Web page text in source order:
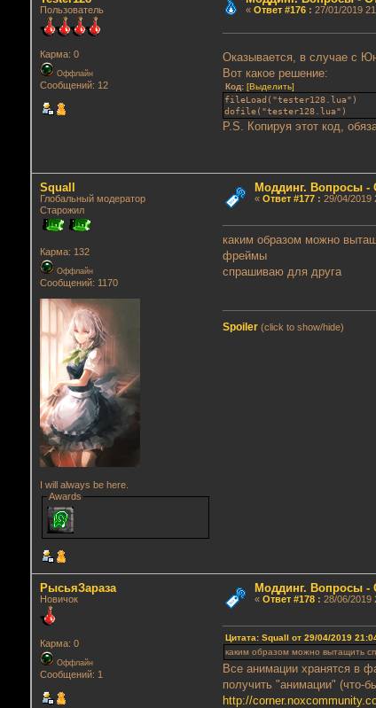
Пользователь
Карма: 0
Оффлайн
Сообщений: 12
« Ответ #176: 27/01/2019
Оказывается, в случае с
Вот какое решение:
Код:[Выделить]
fileLoad("tester128.lua")
dofile("tester128.lua")
P.S. Копируя этот код,
Squall
Глобальный модератор
Старожил
Карма: 132
Оффлайн
Сообщений: 1170
I will always be here.
Awards
Моддинг. Вопросы -
« Ответ #177: 29/04/2019
каким образом можно
фреймы
спрашиваю для друга
Spoiler (click to show/hide)
РысьяЗараза
Новичок
Карма: 0
Оффлайн
Сообщений: 1
Моддинг. Вопросы -
« Ответ #178: 28/06/2019
Цитата: Squall от 29/04/2019
каким образом можно вытащить
Все анимации хранятся в
получить "анимации" (что-
http://